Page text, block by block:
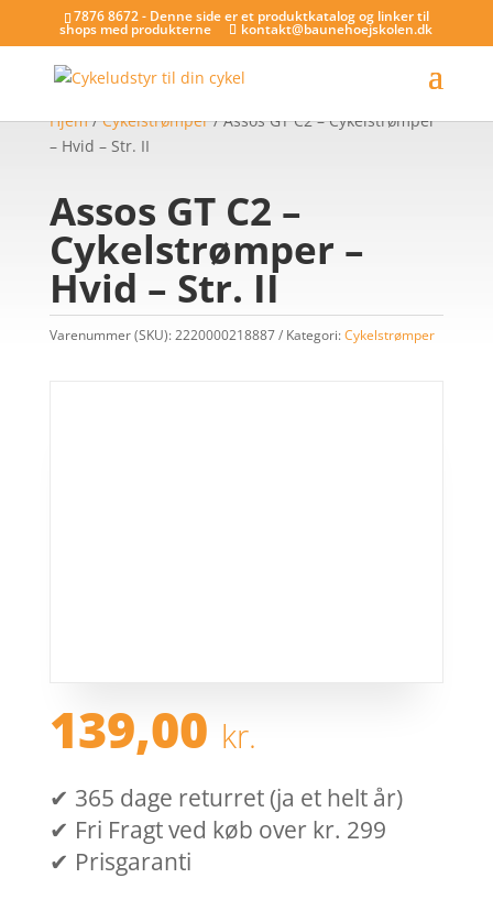
7876 8672 - Denne side er et produktkatalog og linker til
shops med produkterne kontakt@baunehoejskolen.dk
Hjem/Cykelstrømper/ Assos GT C2 – Cykelstrømper
– Hvid – Str. II
Assos GT C2 –
Cykelstrømper –
Hvid – Str. II
Varenummer (SKU):2220000218887 Kategori:Cykelstrømper
139,00 kr.
✔ 365 dage returret (ja et helt år)
✔ Fri Fragt ved køb over kr. 299
✔ Prisgaranti